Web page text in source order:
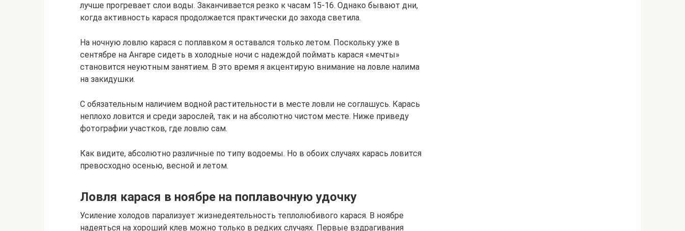
лучше прогревает слои воды. Заканчивается резко к часам 15-16. Однако бывают дни,
когда активность карася продолжается практически до захода светила.
На ночную ловлю карася с поплавком я оставался только летом. Поскольку уже в
сентябре на Ангаре сидеть в холодные ночи с надеждой поймать карася «мечты»
становится неуютным занятием. В это время я акцентирую внимание на ловле налима
на закидушки.
С обязательным наличием водной растительности в месте ловли не соглашусь. Карась
неплохо ловится и среди зарослей, так и на абсолютно чистом месте. Ниже приведу
фотографии участков, где ловлю сам.
Как видите, абсолютно различные по типу водоемы. Но в обоих случаях карась ловится
превосходно осенью, весной и летом.
Ловля карася в ноябре на поплавочную удочку
Усиление холодов парализует жизнедеятельность теплолюбивого карася. В ноябре
надеяться на хороший клев можно только в редких случаях. Первые вздрагивания